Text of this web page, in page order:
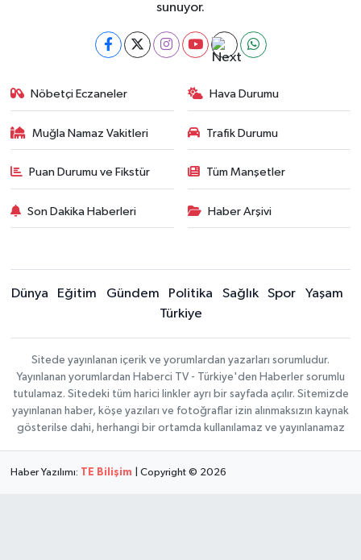
sunuyor.
Nöbetçi Eczaneler Hava Durumu
Muğla Namaz Vakitleri Trafik Durumu
Puan Durumu ve Fikstür Tüm Manşetler
Son Dakika Haberleri Haber Arşivi
Dünya Eğitim Gündem Politika Sağlık Spor
Yaşam
Türkiye
Sitede yayınlanan içerik ve yorumlardan yazarları sorumludur.
Yayınlanan yorumlardan Haberci TV - Türkiye'den Haberler sorumlu
tutulamaz. Sitedeki tüm harici linkler ayrı bir sayfada açılır. Sitemizde
yayınlanan haber, köşe yazıları ve fotoğraflar izin alınmaksızın kaynak
gösterilse dahi, herhangi bir ortamda kullanılamaz ve yayınlanamaz
Haber Yazılımı: TE Bilişim | Copyright © 2026